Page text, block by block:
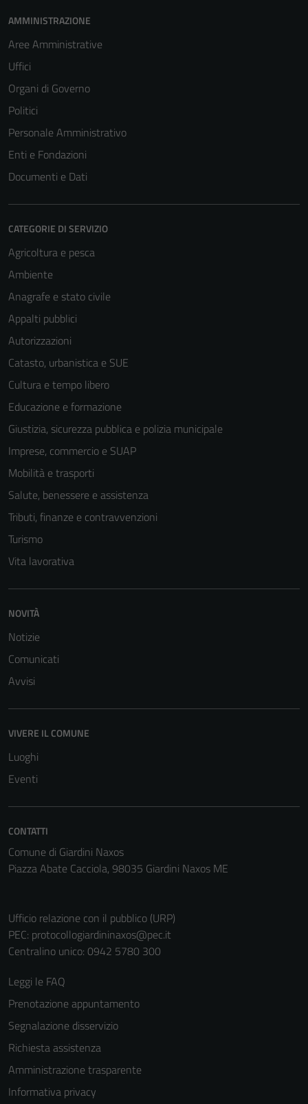
AMMINISTRAZIONE
Aree Amministrative
Uffici
Organi di Governo
Politici
Personale Amministrativo
Enti e Fondazioni
Documenti e Dati
CATEGORIE DI SERVIZIO
Agricoltura e pesca
Ambiente
Anagrafe e stato civile
Appalti pubblici
Autorizzazioni
Catasto, urbanistica e SUE
Cultura e tempo libero
Educazione e formazione
Giustizia, sicurezza pubblica e polizia municipale
Imprese, commercio e SUAP
Mobilità e trasporti
Salute, benessere e assistenza
Tributi, finanze e contravvenzioni
Turismo
Vita lavorativa
NOVITÀ
Notizie
Comunicati
Avvisi
VIVERE IL COMUNE
Luoghi
Eventi
CONTATTI
Comune di Giardini Naxos
Piazza Abate Cacciola, 98035 Giardini Naxos ME
Ufficio relazione con il pubblico (URP)
PEC: protocollogiardininaxos@pec.it
Centralino unico: 0942 5780 300
Leggi le FAQ
Prenotazione appuntamento
Segnalazione disservizio
Richiesta assistenza
Amministrazione trasparente
Informativa privacy
essere